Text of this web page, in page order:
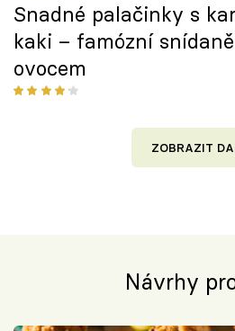
Snadné palačinky s
kaki – famózní
ovocem
ZOBRAZIT
Návrhy